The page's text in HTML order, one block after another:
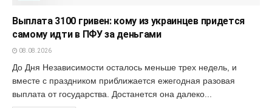
Выплата 3100 гривен: кому из украинцев придется
самому идти в ПФУ за деньгами
08.08.2026
До Дня Независимости осталось меньше трех недель, и
вместе с праздником приближается ежегодная разовая
выплата от государства. Достанется она далеко...